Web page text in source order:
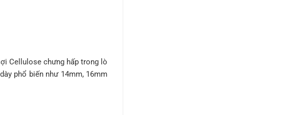
Cellulose chưng hấp trong lò
phổ biến như 14mm, 16mm